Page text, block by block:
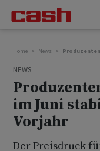
Home News
NEWS
im Juni
Vorjahr
Der Preisdruck